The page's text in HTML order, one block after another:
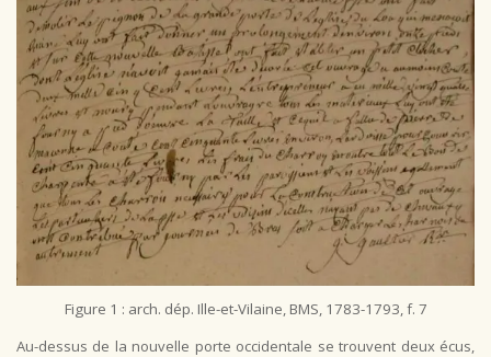
Figure 1 : arch. dép. Ille-et-Vilaine, BMS, 1783-1793, f. 7
Au-dessus de la nouvelle porte occidentale se trouvent deux écus,